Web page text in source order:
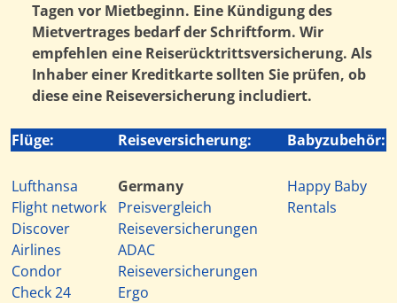
Tagen vor Mietbeginn. Eine Kündigung des
Mietvertrages bedarf der Schriftform. Wir
empfehlen eine Reiserücktrittsversicherung. Als
Inhaber einer Kreditkarte sollten Sie prüfen, ob
diese eine Reiseversicherung includiert.
Flüge: Reiseversicherung: Babyzubehör:
Lufthansa
Flight network
Discover
Airlines
Condor
Check 24
Germany
Preisvergleich
Reiseversicherungen
ADAC
Reiseversicherungen
Ergo
Happy Baby
Rentals